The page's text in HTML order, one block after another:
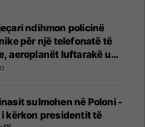
ndihmon policinë
për një telefonatë të
aeroplanët luftarakë u
në ajër për të
sulmohen në Poloni -
i kërkon presidentit të